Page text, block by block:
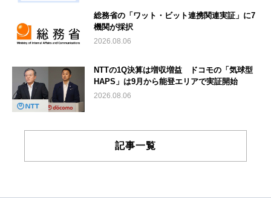
総務省の「ワット・ビット連携関連実証」に7
機関が採択
2026.08.06
NTTの1Q決算は増収増益 ドコモの「気球型
HAPS」は9月から能登エリアで実証開始
2026.08.06
記事一覧